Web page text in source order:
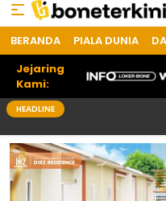
Bone Terkini
Referensi Informasi Terkini
BERANDA PIALA DUNIA
Jejaring
Kami:
HEADLINE